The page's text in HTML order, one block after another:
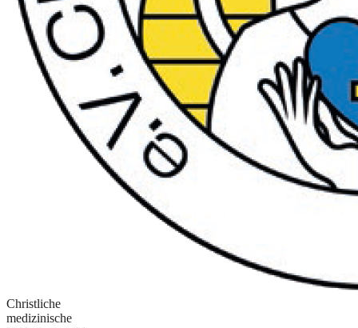
Christliche
medizinische